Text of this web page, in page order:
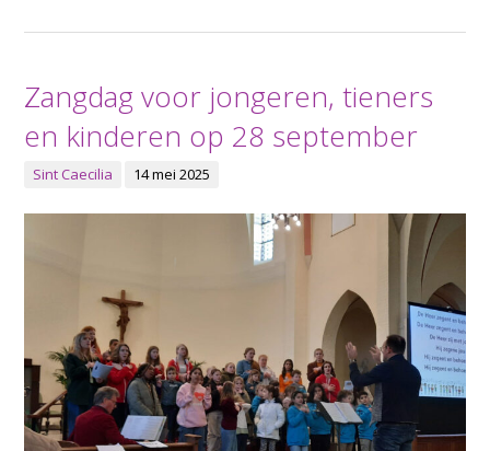
Zangdag voor jongeren, tieners
en kinderen op 28 september
Sint Caecilia 14 mei 2025